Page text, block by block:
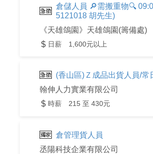
倉儲人員 🔎需搬重物🔍
5121018 胡先生)
《天雄鴿園》天雄鴿園(籌備處)
日薪 1,600元以上
(香山區)Ｚ成品出貨人員/常
翰伸人力實業有限公司
時薪 215 至 430元
倉管理貨人員
丞陽科技企業有限公司